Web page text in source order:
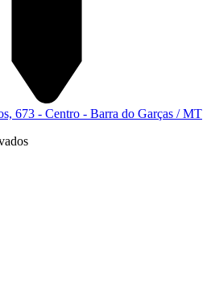
673 - Centro - Barra do Garças / MT